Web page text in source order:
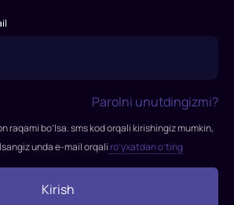
Parolni unutdingizmi?
raqami bo’lsa. sms kod orqali kirishingiz mumkin,
unda e-mail orqali ro’yxatdan o’ting
Kirish